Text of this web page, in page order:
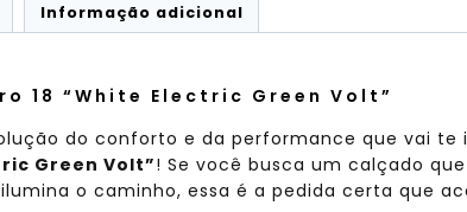
Informação adicional
18 “White Electric Green Volt”
do conforto e da performance que vai te
Green Volt”! Se você busca um calçado
o caminho, essa é a pedida certa que